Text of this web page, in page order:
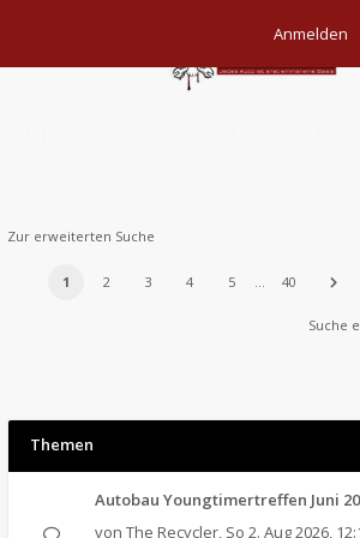
Anmelden
Zur erweiterten Suche
1 2 3 4 5 … 40
Suche
Themen
Autobau Youngtimertreffen Juni
von The Recycler, So 2. Aug 2026,